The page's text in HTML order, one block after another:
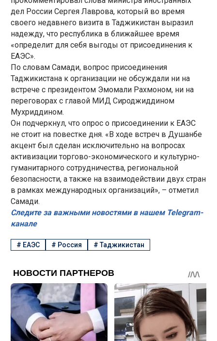
дел России Сергея Лаврова, который во время
своего недавнего визита в Таджикистан выразил
надежду, что республика в ближайшее время
«определит для себя выгоды от присоединения к
ЕАЭС».
По словам Самади, вопрос присоединения
Таджикистана к организации не обсуждали ни на
встрече с президентом Эмомали Рахмоном, ни на
переговорах с главой МИД Сироджиддином
Мухриддином.
Он подчеркнул, что опрос о присоединении к ЕАЭС
не стоит на повестке дня. «В ходе встреч в Душанбе
акцент был сделан исключительно на вопросах
активизации торгово-экономического и культурно-
гуманитарного сотрудничества, региональной
безопасности, а также на взаимодействии двух стран
в рамках международных организаций», – отметил
Самади.
Следите за важными новостями в нашем Telegram-
канале
# ЕАЭС # Россия #Таджикистан